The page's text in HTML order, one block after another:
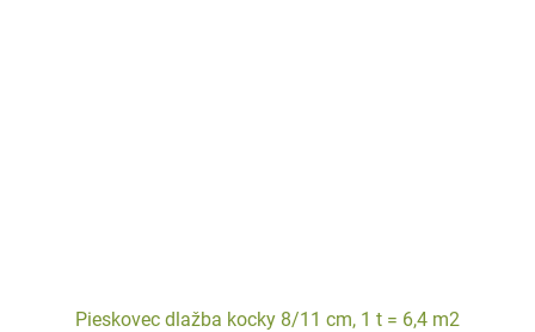
Pieskovec dlažba kocky 8/11 cm, 1 t = 6,4 m2